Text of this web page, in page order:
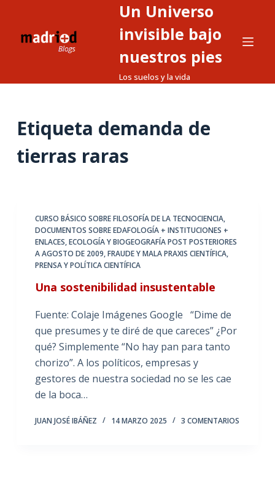
o
Un Universo
invisible bajo
nuestros pies
Los suelos y la vida
Etiqueta demanda de
tierras raras
CURSO BÁSICO SOBRE FILOSOFÍA DE LA TECNOCIENCIA,
DOCUMENTOS SOBRE EDAFOLOGÍA + INSTITUCIONES +
ENLACES,ECOLOGÍA Y BIOGEOGRAFÍA POST POSTERIORES
A AGOSTO DE 2009,FRAUDE Y MALA PRAXIS CIENTÍFICA,
PRENSA Y POLÍTICA CIENTÍFICA
Una sostenibilidad insustentable
Fuente: Colaje Imágenes Google “Dime de
que presumes y te diré de que careces” ¿Por
qué? Simplemente “No hay pan para tanto
chorizo”. A los políticos, empresas y
gestores de nuestra sociedad no se les cae
de la boca…
JUAN JOSÉ IBÁÑEZ 14 MARZO 2025 3 COMENTARIOS